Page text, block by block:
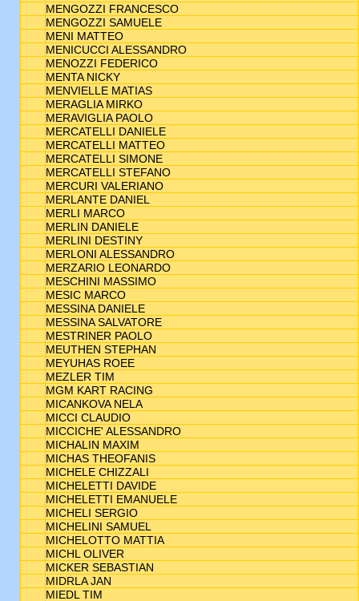
MENGOZZI FRANCESCO
MENGOZZI SAMUELE
MENI MATTEO
MENICUCCI ALESSANDRO
MENOZZI FEDERICO
MENTA NICKY
MENVIELLE MATIAS
MERAGLIA MIRKO
MERAVIGLIA PAOLO
MERCATELLI DANIELE
MERCATELLI MATTEO
MERCATELLI SIMONE
MERCATELLI STEFANO
MERCURI VALERIANO
MERLANTE DANIEL
MERLI MARCO
MERLIN DANIELE
MERLINI DESTINY
MERLONI ALESSANDRO
MERZARIO LEONARDO
MESCHINI MASSIMO
MESIC MARCO
MESSINA DANIELE
MESSINA SALVATORE
MESTRINER PAOLO
MEUTHEN STEPHAN
MEYUHAS ROEE
MEZLER TIM
MGM KART RACING
MICANKOVA NELA
MICCI CLAUDIO
MICCICHE' ALESSANDRO
MICHALIN MAXIM
MICHAS THEOFANIS
MICHELE CHIZZALI
MICHELETTI DAVIDE
MICHELETTI EMANUELE
MICHELI SERGIO
MICHELINI SAMUEL
MICHELOTTO MATTIA
MICHL OLIVER
MICKER SEBASTIAN
MIDRLA JAN
MIEDL TIM